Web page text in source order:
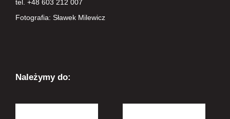
tel. +48 603 212 007
Fotografia: Sławek Milewicz
Należymy do: